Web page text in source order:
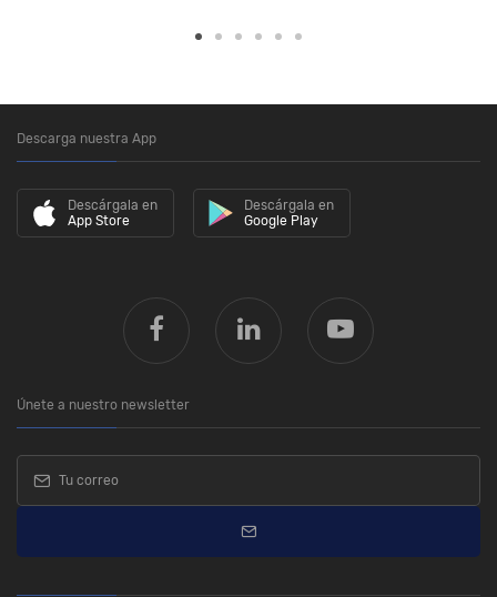
Descarga nuestra App
Descárgala en
App Store
Descárgala en
Google Play
Únete a nuestro newsletter